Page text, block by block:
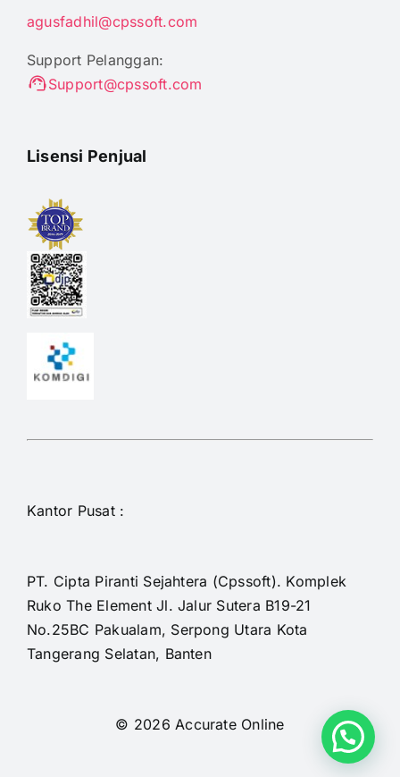
agusfadhil@cpssoft.com
Support Pelanggan:
Support@cpssoft.com
Lisensi Penjual
Kantor Pusat :
PT. Cipta Piranti Sejahtera (Cpssoft). Komplek
Ruko The Element Jl. Jalur Sutera B19-21
No.25BC Pakualam, Serpong Utara Kota
Tangerang Selatan, Banten
© 2026 Accurate Online